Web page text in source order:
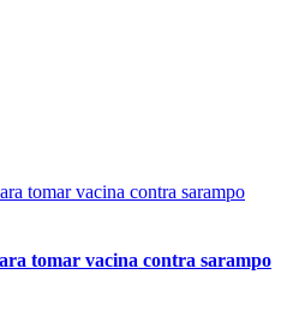
tomar vacina contra sarampo